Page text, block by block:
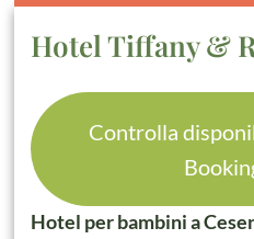
Hotel Tiffany &
Controlla
Hotel per bambini a